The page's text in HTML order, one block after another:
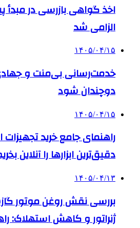
اخذ گواهی بازرسی در مبدأ
الزامی شد
۱۴۰۵/۰۴/۱۵
خدمت‌رسانی بی‌منت و
دوچندان شود
۱۴۰۵/۰۴/۱۵
راهنمای جامع خرید تجهیزات
دقیق‌ترین ابزارها را آنلاین
۱۴۰۵/۰۴/۱۳
بررسی نقش روغن موتور
ژنراتور و کاهش استهلاک: